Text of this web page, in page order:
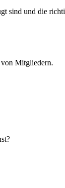
sind und die
Mitgliedern.